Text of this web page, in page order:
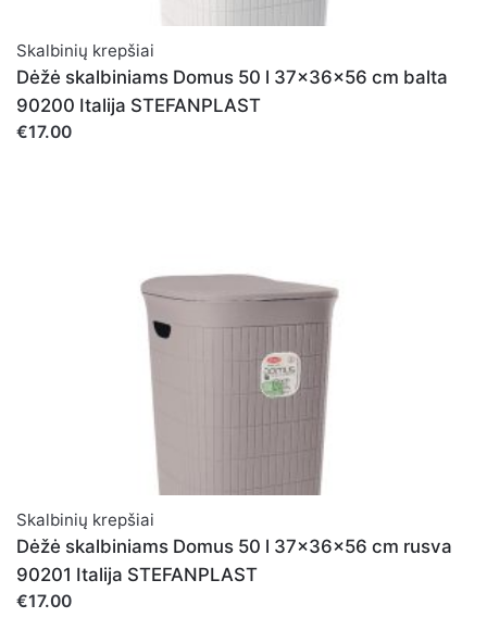
Skalbinių krepšiai
Dėžė skalbiniams Domus 50 l 37x36x56 cm balta
90200 Italija STEFANPLAST
€17.00
Skalbinių krepšiai
Dėžė skalbiniams Domus 50 l 37x36x56 cm rusva
90201 Italija STEFANPLAST
€17.00